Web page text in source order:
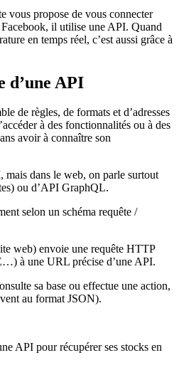
vous propose de vous connecter
il utilise une API. Quand
en temps réel, c’est aussi grâce à
d’une API
de règles, de formats et d’adresses
à des fonctionnalités ou à des
avoir à connaître son
mais dans le web, on parle surtout
ou d’API GraphQL.
selon un schéma requête /
web) envoie une requête HTTP
à une URL précise d’une API.
sa base ou effectue une action,
au format JSON).
API pour récupérer ses stocks en